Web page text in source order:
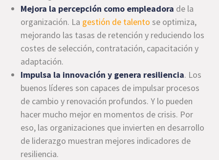
Mejora la percepción como empleadora de la
organización. La gestión de talento se optimiza,
mejorando las tasas de retención y reduciendo los
costes de selección, contratación, capacitación y
adaptación.
Impulsa la innovación y genera resiliencia. Los
buenos líderes son capaces de impulsar procesos
de cambio y renovación profundos. Y lo pueden
hacer mucho mejor en momentos de crisis. Por
eso, las organizaciones que invierten en desarrollo
de liderazgo muestran mejores indicadores de
resiliencia.